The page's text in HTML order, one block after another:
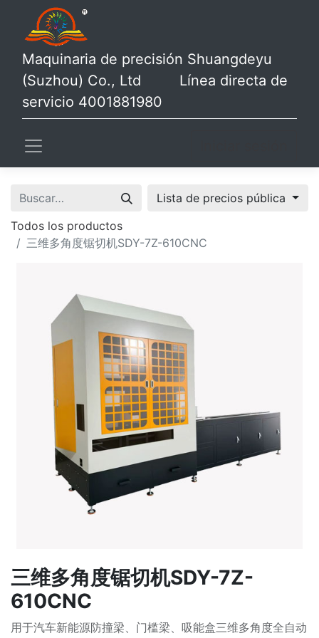
Maquinaria de precisión Shuangdeyu
(Suzhou) Co., Ltd Línea directa de
servicio 4001881980
Lista de precios pública
Todos los productos
三维多角度锯切机SDY-7Z-610CNC
三维多角度锯切机SDY-7Z-
610CNC
用于汽车新能源防撞梁、门槛梁、吸能盒三维多角度全自动